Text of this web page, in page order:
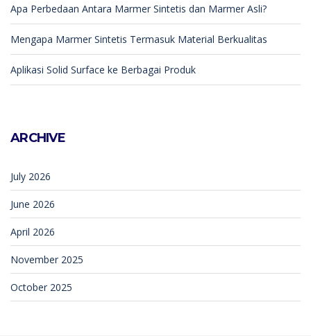
Apa Perbedaan Antara Marmer Sintetis dan Marmer Asli?
Mengapa Marmer Sintetis Termasuk Material Berkualitas
Aplikasi Solid Surface ke Berbagai Produk
ARCHIVE
July 2026
June 2026
April 2026
November 2025
October 2025